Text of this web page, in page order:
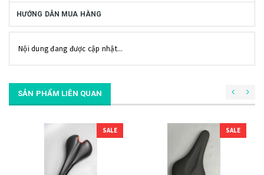
HƯỚNG DẪN MUA HÀNG
Nội dung đang được cập nhật...
SẢN PHẨM LIÊN QUAN
SALE SALE